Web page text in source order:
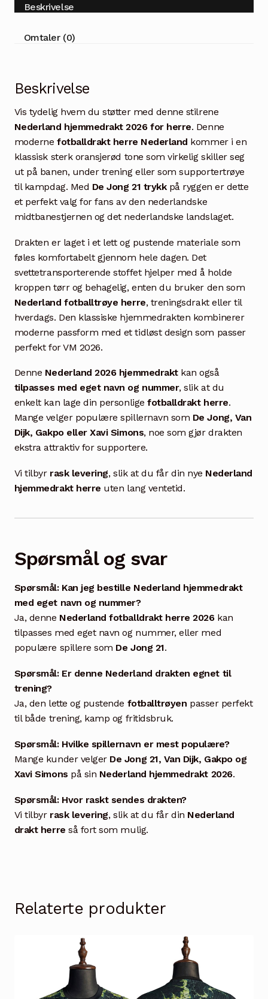
Beskrivelse
Omtaler (0)
Beskrivelse
Vis tydelig hvem du støtter med denne stilrene
Nederland hjemmedrakt 2026 for herre. Denne
modernefotballdrakt herre Nederland kommer i en
klassisk sterk oransjerød tone som virkelig skiller seg
ut på banen, under trening eller som supportertrøye
til kampdag. Med De Jong 21 trykkpå ryggen er dette
et perfekt valg for fans av den nederlandske
midtbanestjernen og det nederlandske landslaget.
Drakten er laget i et lett og pustende materiale som
føles komfortabelt gjennom hele dagen. Det
svettetransporterende stoffet hjelper med å holde
kroppen tørr og behagelig, enten du bruker den som
Nederland fotballtrøye herre, treningsdrakt eller til
hverdags. Den klassiske hjemmedrakten kombinerer
moderne passform med et tidløst design som passer
perfekt for VM 2026.
Denne Nederland 2026 hjemmedraktkan også
tilpasses med eget navn og nummer, slik at du
enkelt kan lage din personligefotballdrakt herre.
Mange velger populære spillernavn som De Jong, Van
Dijk, Gakpo eller Xavi Simons, noe som gjør drakten
ekstra attraktiv for supportere.
Vi tilbyr rask levering, slik at du får din nye Nederland
hjemmedrakt herre uten lang ventetid.
Spørsmål og svar
Spørsmål: Kan jeg bestille Nederland hjemmedrakt
med eget navn og nummer?
Ja, denne Nederland fotballdrakt herre 2026kan
tilpasses med eget navn og nummer, eller med
populære spillere som De Jong 21.
Spørsmål: Er denne Nederland drakten egnet til
trening?
Ja, den lette og pustende fotballtrøyen passer perfekt
til både trening, kamp og fritidsbruk.
Spørsmål: Hvilke spillernavn er mest populære?
Mange kunder velger De Jong 21, Van Dijk, Gakpo og
Xavi Simons på sin Nederland hjemmedrakt 2026.
Spørsmål: Hvor raskt sendes drakten?
Vi tilbyr rask levering, slik at du får din Nederland
drakt herre så fort som mulig.
Relaterte produkter